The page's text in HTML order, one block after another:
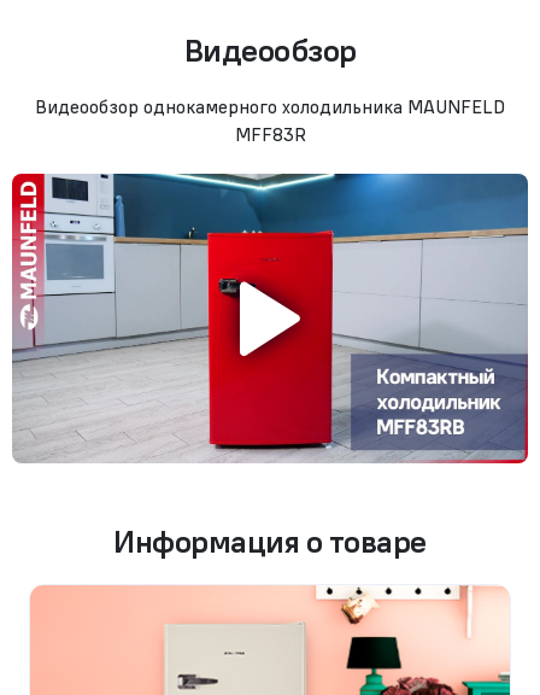
Видеообзор
Видеообзор однокамерного холодильника MAUNFELD
MFF83R
Информация о товаре